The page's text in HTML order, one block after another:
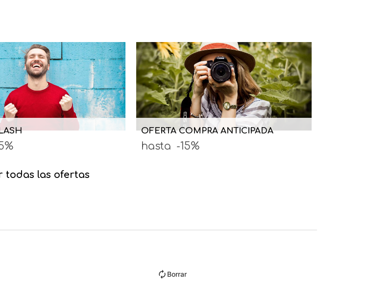
OFERTA COMPRA ANTICIPADA
hasta -15%
todas las ofertas
Borrar